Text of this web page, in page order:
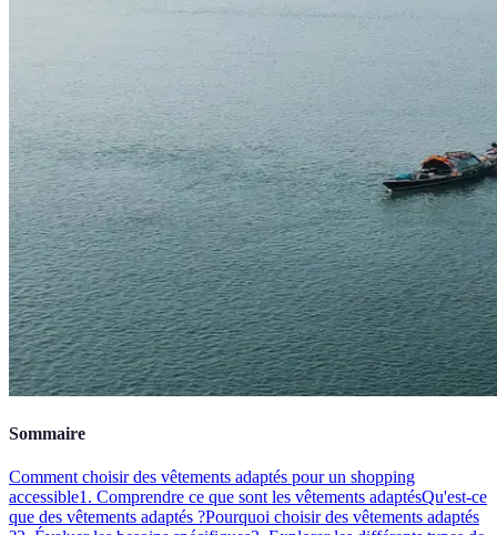
Sommaire
Comment choisir des vêtements adaptés pour un shopping
accessible1. Comprendre ce que sont les vêtements adaptésQu'est-ce
que des vêtements adaptés ?Pourquoi choisir des vêtements adaptés